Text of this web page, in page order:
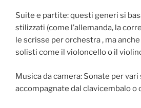
Suite e partite: questi generi si
stilizzati (come l’allemanda, la
le scrisse per orchestra , ma
solisti come il violoncello o il
Musica da camera: Sonate per
accompagnate dal clavicembalo o